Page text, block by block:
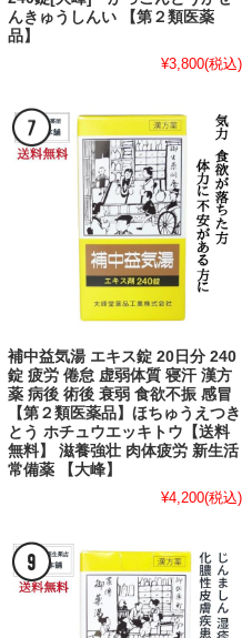
んきゅうしんい 【第２類医薬
品】
¥3,800(税込)
補中益気湯 エキス錠 20日分 240
錠 疲労 倦怠 虚弱体質 寝汗 漢方
薬 病後 術後 衰弱 食欲不振 感冒
【第２類医薬品】ほちゅうえつき
とう ホチュウエッキトウ【送料
無料】 滋養強壮 肉体疲労 新生活
常備薬 【大峰】
¥4,200(税込)